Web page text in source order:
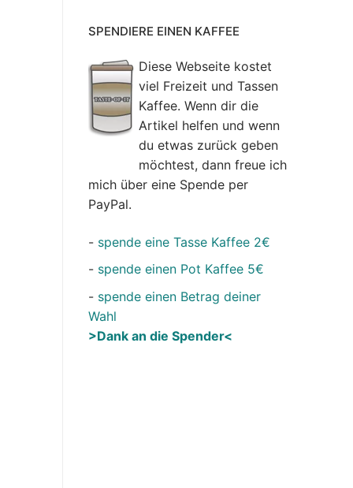
SPENDIERE EINEN KAFFEE
Diese Webseite kostet
viel Freizeit und Tassen
Kaffee. Wenn dir die
Artikel helfen und wenn
du etwas zurück geben
möchtest, dann freue ich
mich über eine Spende per
PayPal.
- spende eine Tasse Kaffee 2€
- spende einen Pot Kaffee 5€
- spende einen Betrag deiner
Wahl
>Dank an die Spender<